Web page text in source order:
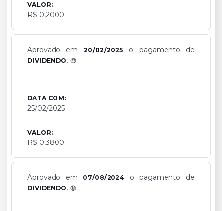
VALOR:
R$ 0,2000
Aprovado em 20/02/2025 o pagamento de
DIVIDENDO .
DATA COM:
25/02/2025
VALOR:
R$ 0,3800
Aprovado em 07/08/2024 o pagamento de
DIVIDENDO .